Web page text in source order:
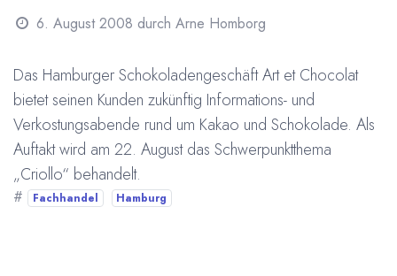
6. August 2008 durch Arne Homborg
Das Hamburger Schokoladengeschäft Art et Chocolat
bietet seinen Kunden zukünftig Informations- und
Verkostungsabende rund um Kakao und Schokolade. Als
Auftakt wird am 22. August das Schwerpunktthema
„Criollo“ behandelt.
# Fachhandel Hamburg